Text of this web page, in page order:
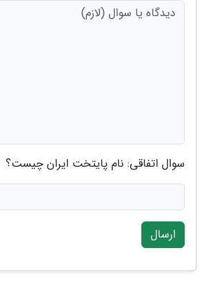
سوال اتفاقی: نام پایتخت ایران چیست؟
ارسال